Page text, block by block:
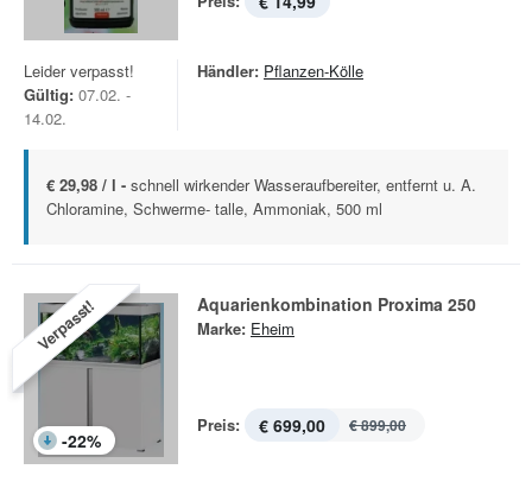
Leider verpasst!
Gültig: 07.02. -
14.02.
Händler: Pflanzen-Kölle
€ 29,98 / l - schnell wirkender Wasseraufbereiter, entfernt u. A.
Chloramine, Schwerme- talle, Ammoniak, 500 ml
Verpasst!
-22%
Aquarienkombination Proxima 250
Marke: Eheim
Preis: € 699,00 € 899,00